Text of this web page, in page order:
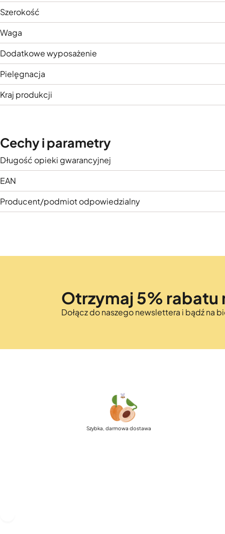
Szerokość
Waga
Dodatkowe wyposażenie
Pielęgnacja
Kraj produkcji
Cechy i parametry
Długość opieki gwarancyjnej
EAN
Producent/podmiot odpowiedzialny
Otrzymaj 5% rabatu
Dołącz do naszego newslettera i bądź na
Szybka, darmowa dostawa